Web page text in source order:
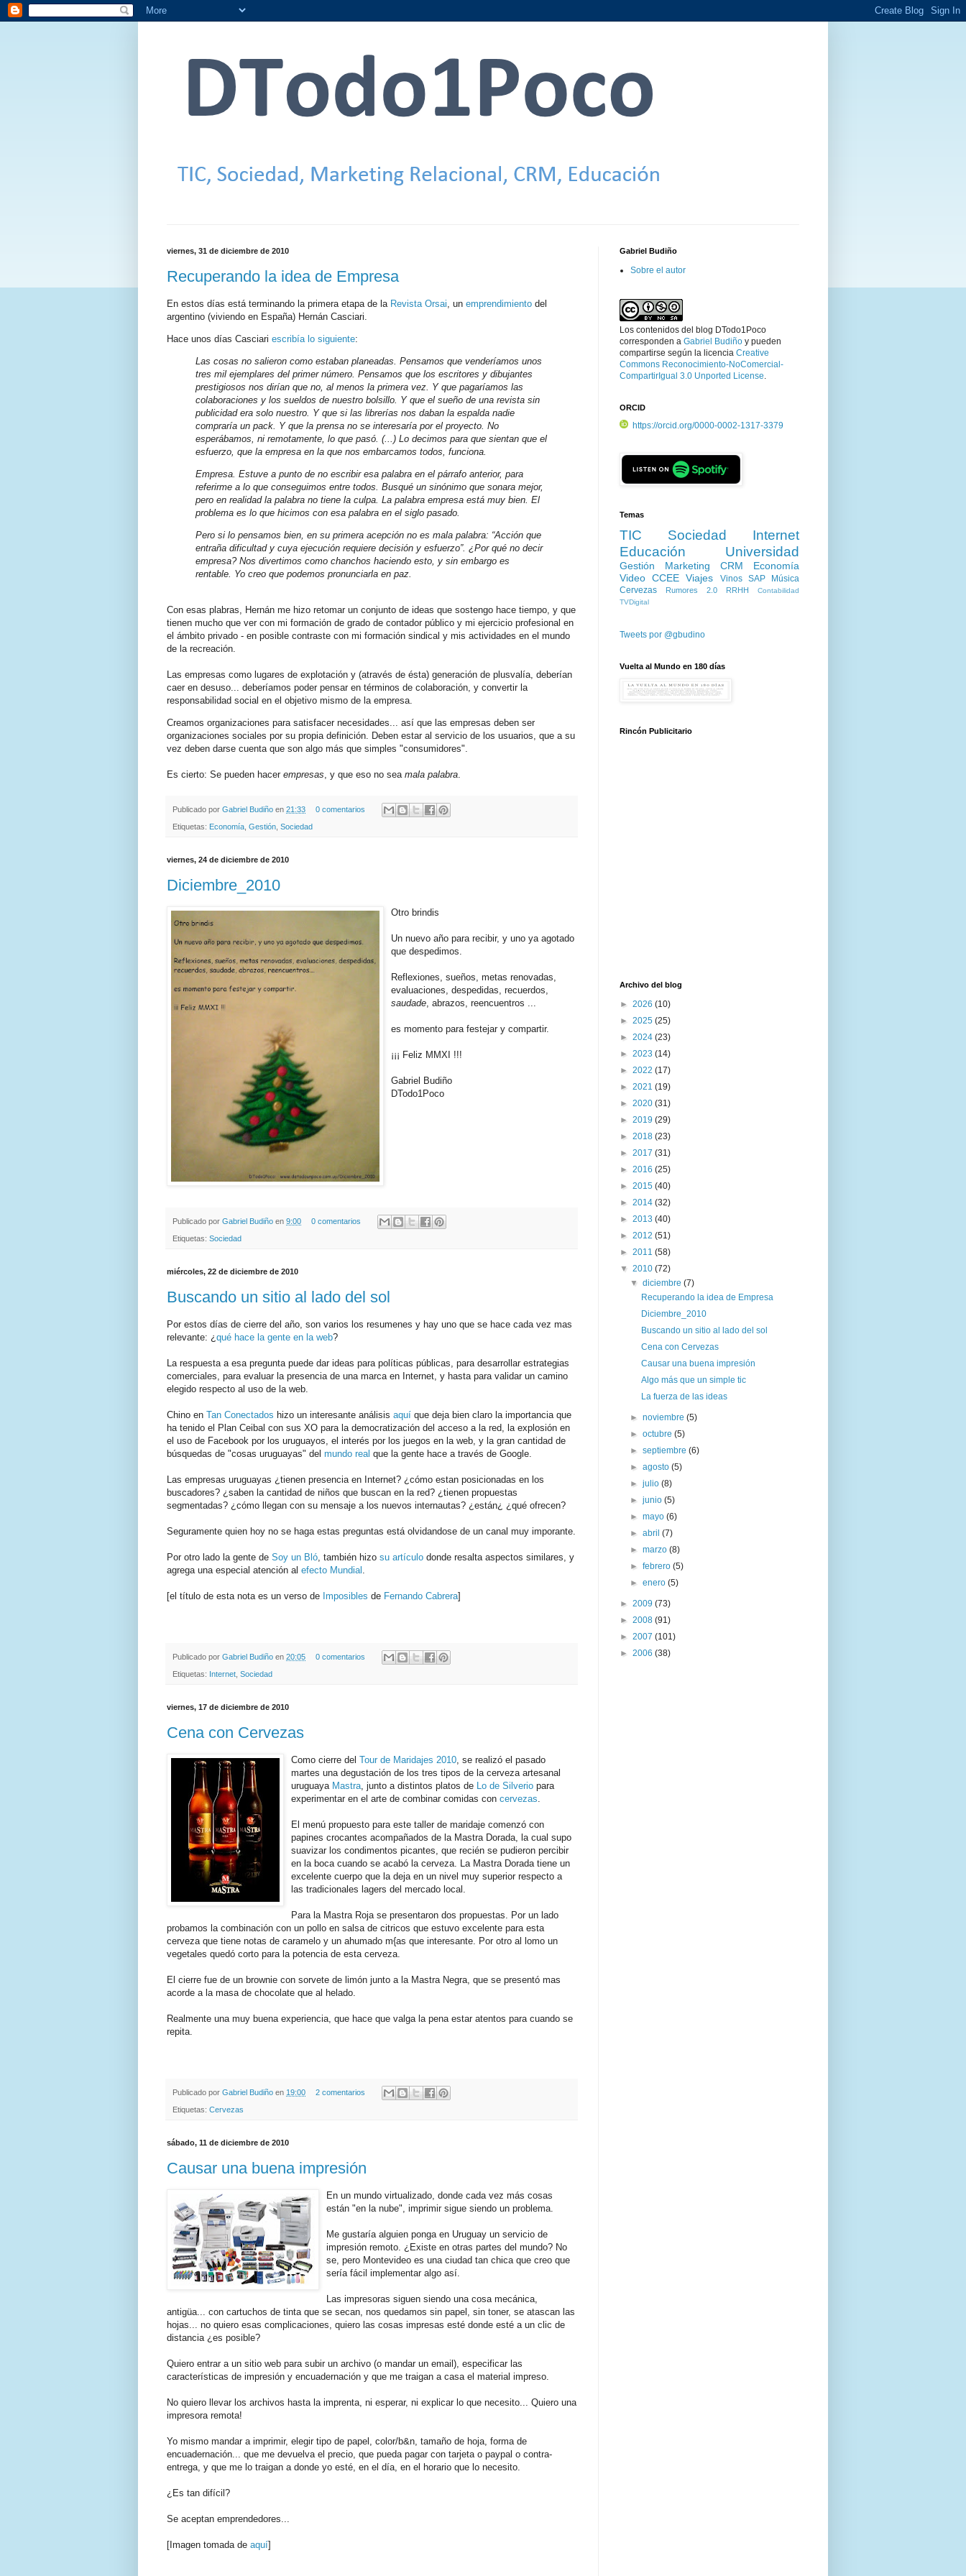
viernes, 31 de diciembre de 2010
Recuperando la idea de Empresa
En estos días está terminando la primera etapa de la Revista Orsai , un emprendimiento del
argentino (viviendo en España) Hernán Casciari.
Hace unos días Casciari escribía lo siguiente:
Las cosas no salieron como estaban planeadas. Pensamos que venderíamos unos
tres mil ejemplares del primer número. Pensamos que los escritores y dibujantes
prestigiosos nos dirían que no, al menos la primera vez. Y que pagaríamos las
colaboraciones y los sueldos de nuestro bolsillo. Y que el sueño de una revista sin
publicidad era solo nuestro. Y que si las librerías nos daban la espalda nadie
compraría un pack. Y que la prensa no se interesaría por el proyecto. No
esperábamos, ni remotamente, lo que pasó. (...) Lo decimos para que sientan que el
esfuerzo, que la empresa en la que nos embarcamos todos, funciona.
Empresa. Estuve a punto de no escribir esa palabra en el párrafo anterior, para
referirme a lo que conseguimos entre todos. Busqué un sinónimo que sonara mejor,
pero en realidad la palabra no tiene la culpa. La palabra empresa está muy bien. El
problema es lo que hicimos con esa palabra en el siglo pasado.
Pero si lo pensamos bien, en su primera acepción no es mala palabra: “Acción que
entraña dificultad y cuya ejecución requiere decisión y esfuerzo”. ¿Por qué no decir
empresa? Nos divertimos como chanchos haciendo esto, y sin embargo es
rentable. Yo creo que podemos pronunciarla en paz.
Con esas plabras, Hernán me hizo retomar un conjunto de ideas que sostengo hace tiempo, y que
tienen mucho que ver con mi formación de grado de contador público y mi ejercicio profesional en
el ámbito privado - en posible contraste con mi formación sindical y mis actividades en el mundo
de la recreación.
Las empresas como lugares de explotación y (através de ésta) generación de plusvalía, deberían
caer en desuso... deberíamos poder pensar en términos de colaboración, y convertir la
responsabilidad social en el objetivo mismo de la empresa.
Creamos organizaciones para satisfacer necesidades... así que las empresas deben ser
organizaciones sociales por su propia definición. Deben estar al servicio de los usuarios, que a su
vez deben darse cuenta que son algo más que simples "consumidores".
Es cierto: Se pueden hacer empresas , y que eso no sea mala palabra
Publicado por Gabriel Budiño en 21:33 0 comentarios
Etiquetas: Economía Gestión Sociedad
viernes, 24 de diciembre de 2010
Diciembre_2010
Otro brindis
Un nuevo año para recibir, y uno ya agotado
que despedimos.
Reflexiones, sueños, metas renovadas,
evaluaciones, despedidas, recuerdos,
saudade , abrazos, reencuentros ...
es momento para festejar y compartir.
¡¡¡ Feliz MMXI !!!
Gabriel Budiño
DTodo1Poco
Publicado por Gabriel Budiño en 9:00 0 comentarios
Etiquetas: Sociedad
miércoles, 22 de diciembre de 2010
Buscando un sitio al lado del sol
Por estos días de cierre del año, son varios los resumenes y hay uno que se hace cada vez mas
relevante: ¿ qué hace la gente en la web?
La respuesta a esa pregunta puede dar ideas para políticas públicas, para desarrollar estrategias
comerciales, para evaluar la presencia de una marca en Internet, y hasta para validar un camino
elegido respecto al uso de la web.
Chino en Tan Conectados hizo un interesante análisis aquí que deja bien claro la importancia que
ha tenido el Plan Ceibal con sus XO para la democratización del acceso a la red, la explosión en
el uso de Facebook por los uruguayos, el interés por los juegos en la web, y la gran cantidad de
búsquedas de "cosas uruguayas" del mundo real que la gente hace a través de Google.
Las empresas uruguayas ¿tienen presencia en Internet? ¿cómo estan posicionadas en los
buscadores? ¿saben la cantidad de niños que buscan en la red? ¿tienen propuestas
segmentadas? ¿cómo llegan con su mensaje a los nuevos internautas? ¿están¿ ¿qué ofrecen?
Seguramente quien hoy no se haga estas preguntas está olvidandose de un canal muy imporante.
Por otro lado la gente de Soy un Bló , también hizo su artículo donde resalta aspectos similares, y
agrega una especial atención al efecto Mundial
[el título de esta nota es un verso de Imposibles de Fernando Cabrera]
Publicado por Gabriel Budiño en 20:05 0 comentarios
Etiquetas: Internet Sociedad
viernes, 17 de diciembre de 2010
Cena con Cervezas
Como cierre del Tour de Maridajes 2010, se realizó el pasado
martes una degustación de los tres tipos de la cerveza artesanal
uruguaya Mastra, junto a distintos platos de Lo de Silverio para
experimentar en el arte de combinar comidas con cervezas.
El menú propuesto para este taller de maridaje comenzó con
papines crocantes acompañados de la Mastra Dorada, la cual supo
suavizar los condimentos picantes, que recién se pudieron percibir
en la boca cuando se acabó la cerveza. La Mastra Dorada tiene un
excelente cuerpo que la deja en un nivel muy superior respecto a
las tradicionales lagers del mercado local.
Para la Mastra Roja se presentaron dos propuestas. Por un lado
probamos la combinación con un pollo en salsa de citricos que estuvo excelente para esta
cerveza que tiene notas de caramelo y un ahumado m{as que interesante. Por otro al lomo un
vegetales quedó corto para la potencia de esta cerveza.
El cierre fue de un brownie con sorvete de limón junto a la Mastra Negra, que se presentó mas
acorde a la masa de chocolate que al helado.
Realmente una muy buena experiencia, que hace que valga la pena estar atentos para cuando se
repita.
Publicado por Gabriel Budiño en 19:00 2 comentarios
Etiquetas: Cervezas
sábado, 11 de diciembre de 2010
Causar una buena impresión
En un mundo virtualizado, donde cada vez más cosas
están "en la nube", imprimir sigue siendo un problema.
Me gustaría alguien ponga en Uruguay un servicio de
impresión remoto. ¿Existe en otras partes del mundo? No
se, pero Montevideo es una ciudad tan chica que creo que
sería fácil implementar algo así.
Las impresoras siguen siendo una cosa mecánica,
antigüa... con cartuchos de tinta que se secan, nos quedamos sin papel, sin toner, se atascan las
hojas... no quiero esas complicaciones, quiero las cosas impresas esté donde esté a un clic de
distancia ¿es posible?
Quiero entrar a un sitio web para subir un archivo (o mandar un email), especificar las
características de impresión y encuadernación y que me traigan a casa el material impreso.
No quiero llevar los archivos hasta la imprenta, ni esperar, ni explicar lo que necesito... Quiero una
impresoraremota!
Yo mismo mandar a imprimir, elegir tipo de papel, color/b&n, tamaño de hoja, forma de
encuadernación... que me devuelva el precio, que pueda pagar con tarjeta o paypal o contra-
entrega, y que me lo traigan a donde yo esté, en el día, en el horario que lo necesito.
¿Es tan difícil?
Se aceptan emprendedores...
[Imagen tomada de aquí]
Gabriel Budiño
Sobre el autor
Los contenidos del blog DTodo1Poco
corresponden a Gabriel Budiño y pueden
compartirse según la licencia Creative
Commons Reconocimiento-NoComercial-
CompartirIgual 3.0 Unported License.
ORCID
https://orcid.org/0000-0002-1317-3379
Temas
TIC Sociedad
Internet
Educación
Universidad
Gestión Marketing CRM
Economía
Video CCEE Viajes Vinos SAP
Música
Cervezas
Rumores 2.0 RRHH
Contabilidad
TVDigital
Tweets por @gbudino
Vuelta al Mundo en 180 días
Rincón Publicitario
Archivo del blog
► 2026 (10)
► 2025 (25)
► 2024 (23)
► 2023 (14)
► 2022 (17)
► 2021 (19)
► 2020 (31)
► 2019 (29)
► 2018 (23)
► 2017 (31)
► 2016 (25)
► 2015 (40)
► 2014 (32)
► 2013 (40)
► 2012 (51)
► 2011 (58)
▼ 2010 (72)
▼diciembre(7)
Recuperando la idea de Empresa
Diciembre_2010
Buscando un sitio al lado del sol
Cena con Cervezas
Causar una buena impresión
Algo más que un simple tic
La fuerza de las ideas
►noviembre(5)
►octubre(5)
►septiembre(6)
►agosto(5)
►julio(8)
►junio(5)
►mayo(6)
►abril(7)
►marzo(8)
►febrero(5)
►enero(5)
► 2009 (73)
► 2008 (91)
► 2007 (101)
► 2006 (38)